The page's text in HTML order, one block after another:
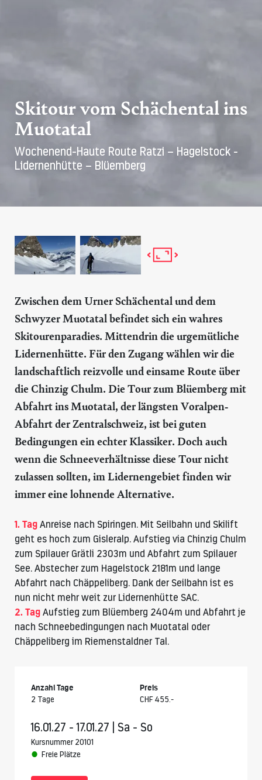
Skitour vom Schächental ins
Muotatal
Wochenend-Haute Route Ratzi – Hagelstock -
Lidernenhütte – Blüemberg
Zwischen dem Urner Schächental und dem
Schwyzer Muotatal befindet sich ein wahres
Skitourenparadies. Mittendrin die urgemütliche
Lidernenhütte. Für den Zugang wählen wir die
landschaftlich reizvolle und einsame Route über
die Chinzig Chulm. Die Tour zum Blüemberg mit
Abfahrt ins Muotatal, der längsten Voralpen-
Abfahrt der Zentralschweiz, ist bei guten
Bedingungen ein echter Klassiker. Doch auch
wenn die Schneeverhältnisse diese Tour nicht
zulassen sollten, im Lidernengebiet finden wir
immer eine lohnende Alternative.
1. Tag Anreise nach Spiringen. Mit Seilbahn und Skilift
geht es hoch zum Gisleralp. Aufstieg via Chinzig Chulm
zum Spilauer Grätli 2303m und Abfahrt zum Spilauer
See. Abstecher zum Hagelstock 2181m und lange
Abfahrt nach Chäppeliberg. Dank der Seilbahn ist es
nun nicht mehr weit zur Lidernenhütte SAC.
2. Tag Aufstieg zum Blüemberg 2404m und Abfahrt je
nach Schneebedingungen nach Muotatal oder
Chäppeliberg im Riemenstaldner Tal.
Anzahl Tage
2 Tage
Preis
CHF 455.-
16.01.27 - 17.01.27 | Sa - So
Kursnummer 20101
Freie Plätze